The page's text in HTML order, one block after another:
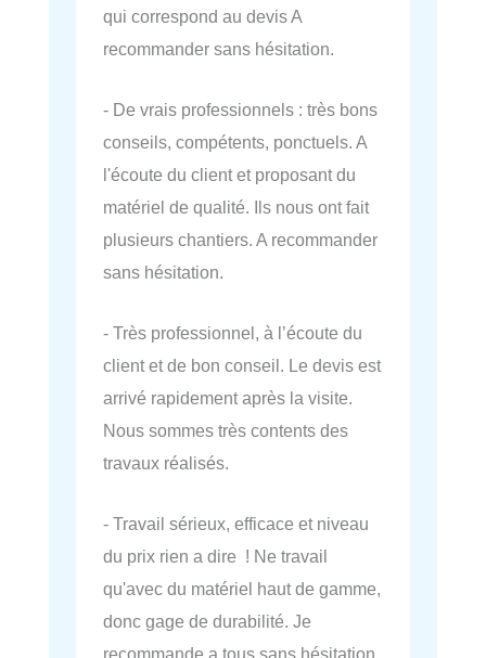
qui correspond au devis A
recommander sans hésitation.
- De vrais professionnels : très bons
conseils, compétents, ponctuels. A
l'écoute du client et proposant du
matériel de qualité. Ils nous ont fait
plusieurs chantiers. A recommander
sans hésitation.
- Très professionnel, à l’écoute du
client et de bon conseil. Le devis est
arrivé rapidement après la visite.
Nous sommes très contents des
travaux réalisés.
- Travail sérieux, efficace et niveau
du prix rien a dire ! Ne travail
qu'avec du matériel haut de gamme,
donc gage de durabilité. Je